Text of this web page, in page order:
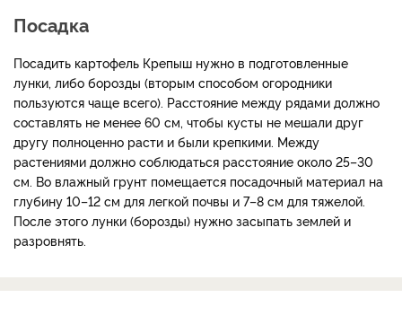
Посадка
Посадить картофель Крепыш нужно в подготовленные
лунки, либо борозды (вторым способом огородники
пользуются чаще всего). Расстояние между рядами должно
составлять не менее 60 см, чтобы кусты не мешали друг
другу полноценно расти и были крепкими. Между
растениями должно соблюдаться расстояние около 25–30
см. Во влажный грунт помещается посадочный материал на
глубину 10–12 см для легкой почвы и 7–8 см для тяжелой.
После этого лунки (борозды) нужно засыпать землей и
разровнять.